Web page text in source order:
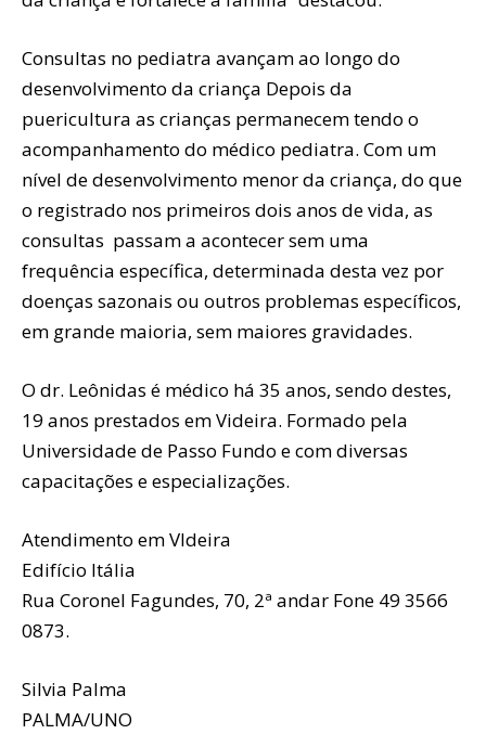
Consultas no pediatra avançam ao longo do
desenvolvimento da criança Depois da
puericultura as crianças permanecem tendo o
acompanhamento do médico pediatra. Com um
nível de desenvolvimento menor da criança, do que
o registrado nos primeiros dois anos de vida, as
consultas passam a acontecer sem uma
frequência específica, determinada desta vez por
doenças sazonais ou outros problemas específicos,
em grande maioria, sem maiores gravidades.
O dr. Leônidas é médico há 35 anos, sendo destes,
19 anos prestados em Videira. Formado pela
Universidade de Passo Fundo e com diversas
capacitações e especializações.
Atendimento em VIdeira
Edifício Itália
Rua Coronel Fagundes, 70, 2ª andar Fone 49 3566
0873.
Silvia Palma
PALMA/UNO